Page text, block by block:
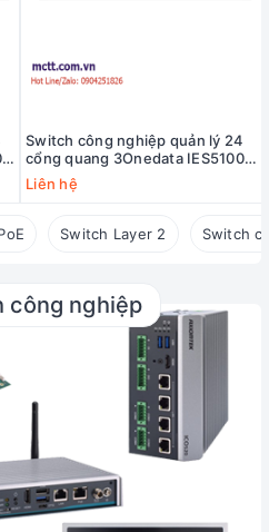
Switch công nghiệp quản lý 24
cổng quang 3Onedata IES5100-
24F-2LV
Liên hệ
Switch Layer 2 Switch
công nghiệp